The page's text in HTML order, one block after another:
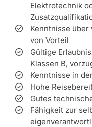
Elektrotechnik
Kenntnisse
von Vorteil
Gültige
Klassen B,
Kenntnisse in
Hohe
Gutes
Fähigkeit zur